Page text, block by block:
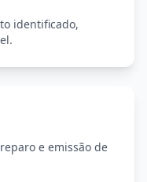
identificado,
e emissão de